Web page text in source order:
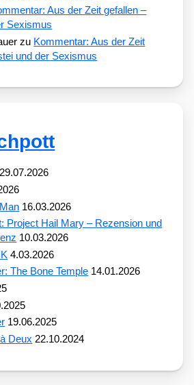
Aus der Zeit gefallen –
Sexismus
zu Kommentar: Aus der Zeit
und der Sexismus
29.07.2026
16.03.2026
Project Hail Mary – Rezension und
10.03.2026
4.03.2026
The Bone Temple 14.01.2026
19.06.2025
Deux 22.10.2024